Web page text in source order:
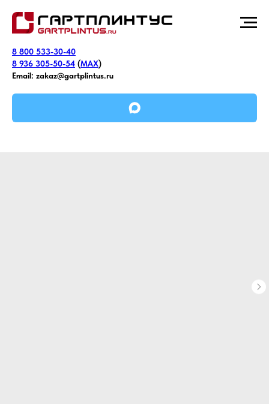
8 800 533-30-40
8 936 305-50-54 (MAX)
Email: zakaz@gartplintus.ru